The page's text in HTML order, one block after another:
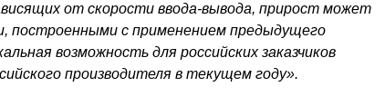
от скорости ввода-вывода, прирост может
построенными с применением предыдущего
возможность для российских заказчиков
производителя в текущем году».